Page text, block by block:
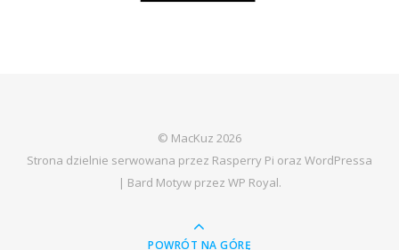
© MacKuz 2026
Strona dzielnie serwowana przez Rasperry Pi oraz WordPressa
| Bard Motyw przez WP Royal.
POWRÓT NA GÓRĘ